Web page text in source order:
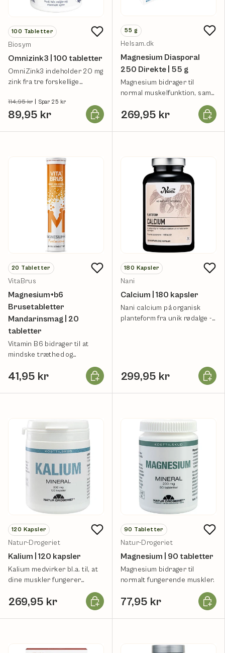
100 Tabletter
Biosym
Omnizink3 | 100 tabletter
OmniZink3 indeholder 20 mg
zink fra tre forskellige
114,95 kr Spar 25 kr
89,95 kr Læg i kurv
55 g
Helsam.dk
Magnesium Diasporal
250 Direkte | 55 g
Magnesium bidrager til
normal muskelfunktion, samt
udmattelse.
269,95 kr Læg i
20 Tabletter
VitaBrus
Magnesium+b6
Brusetabletter
Mandarinsmag | 20
tabletter
Vitamin B6 bidrager til at
mindske træthed og
41,95 kr Læg i kurv
180 Kapsler
Nani
Calcium | 180 kapsler
Nani calcium på organisk
planteform fra unik rødalge -
299,95 kr Læg i
120 Kapsler
Natur-Drogeriet
Kalium | 120 kapsler
Kalium medvirker bl.a. til, at
dine muskler fungerer
269,95 kr Læg i kurv
90 Tabletter
Natur-Drogeriet
Magnesium | 90 tabletter
Magnesium bidrager til
normalt fungerende muskler.
77,95 kr Læg i